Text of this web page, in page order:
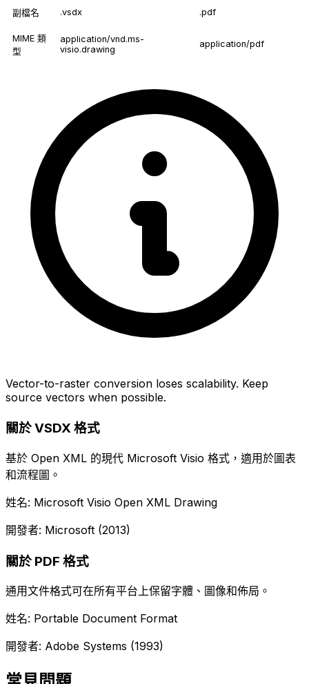
副檔名 .vsdx .pdf
MIME 類
型
application/vnd.ms-
visio.drawing
application/pdf
Vector-to-raster conversion loses scalability. Keep
source vectors when possible.
關於 VSDX 格式
基於 Open XML 的現代 Microsoft Visio 格式，適用於圖表
和流程圖。
姓名: Microsoft Visio Open XML Drawing
開發者: Microsoft (2013)
關於 PDF 格式
通用文件格式可在所有平台上保留字體、圖像和佈局。
姓名: Portable Document Format
開發者: Adobe Systems (1993)